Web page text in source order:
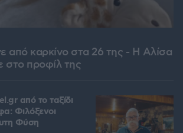
από καρκίνο στα 26 της - Η Αλίσα
στο προφίλ της
από το ταξίδι
Φιλόξενοι
Φύση